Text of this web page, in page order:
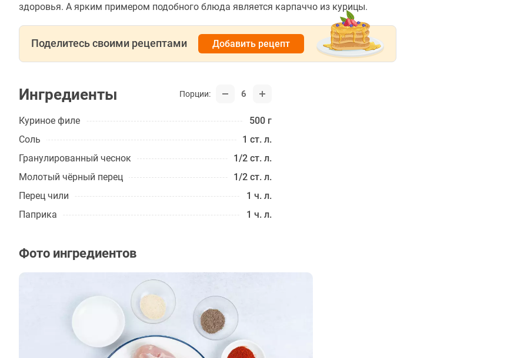
здоровья. А ярким примером подобного блюда является карпаччо из курицы.
Поделитесь своими рецептами Добавить рецепт
Ингредиенты Порции: 6
Куриное филе
500 г
Соль
1 ст. л.
Гранулированный чеснок
1/2 ст. л.
Молотый чёрный перец
1/2 ст. л.
Перец чили
1 ч. л.
Паприка
1 ч. л.
Фото ингредиентов